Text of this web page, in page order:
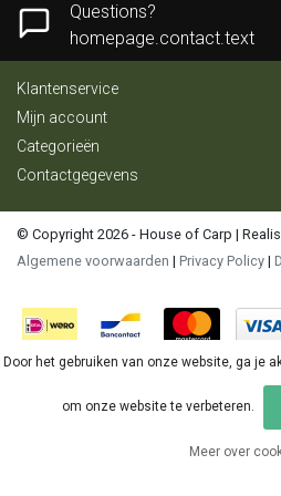
Questions?
homepage.contact.text
Klantenservice
Mijn account
Categorieën
Contactgegevens
© Copyright 2026 - House of Carp |
Algemene voorwaarden | Privacy Policy |
Door het gebruiken van onze website, ga je
om onze website te verbeteren.
Meer over